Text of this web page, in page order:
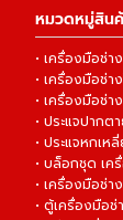
หมวดหมู่สิน
• เครื่องมือช่า
• เครื่องมือช่
• เครื่องมือช่
• ประแจปาก
• ประแจหกเห
• บล็อกชุด เค
• เครื่องมือช่า
• ตู้เครื่องมือ